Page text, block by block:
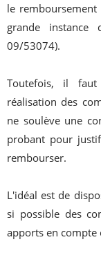
le
grande
09/53074).
Toutefois, il
réalisation des
ne soulève une
probant pour
rembourser.
L'idéal est de
si possible des
apports en compte